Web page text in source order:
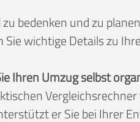
bedenken und zu
wichtige Details zu
Ihren Umzug selbst
er Sie bei Ihrer